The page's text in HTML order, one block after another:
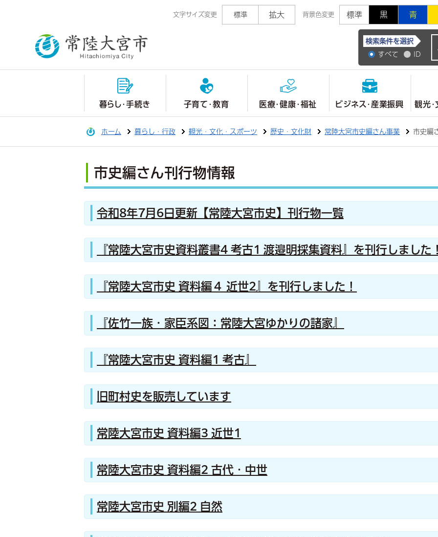
文字サイズ変更 標準 拡大 背景色変更 標準 黒 青
常陸大宮市公式ホ
検索条件を選択
すべて
ID
暮らし・手続き 子育て・教育 医療・健康・福祉 ビジネス・産業振興 観光
ホーム 暮らし・行政 観光・文化・スポーツ 歴史・文化財 常陸大宮市史編さん事業 市史編
市史編さん刊行物情報
令和8年7月6日更新【常陸大宮市史】刊行物一覧
『常陸大宮市史資料叢書4 考古1 渡邉明採集資料』を刊行しました
『常陸大宮市史 資料編４ 近世2』を刊行しました！
『佐竹一族・家臣系図：常陸大宮ゆかりの諸家』
『常陸大宮市史 資料編1 考古』
旧町村史を販売しています
常陸大宮市史 資料編3 近世1
常陸大宮市史 資料編2 古代・中世
常陸大宮市史 別編2 自然